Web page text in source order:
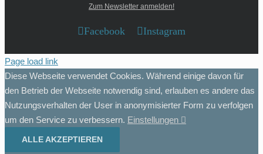
Zum Newsletter anmelden!
Facebook Instagram
Page load link
Diese Webseite verwendet Cookies. Während einige davon für
den Betrieb der Webseite notwendig sind, erlauben es andere das
Nutzungsverhalten der User in anonymisierter Form zu verfolgen
um den Service zu verbessern. Einstellungen
ALLE AKZEPTIEREN